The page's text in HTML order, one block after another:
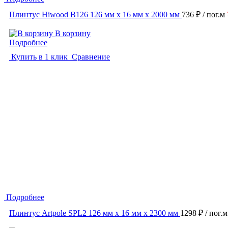
Плинтус Hiwood B126 126 мм х 16 мм х 2000 мм 736 ₽ / пог.м
В корзину
Подробнее
Купить в 1 клик Сравнение
Подробнее
Плинтус Artpole SPL2 126 мм х 16 мм х 2300 мм 1298 ₽ / пог.м